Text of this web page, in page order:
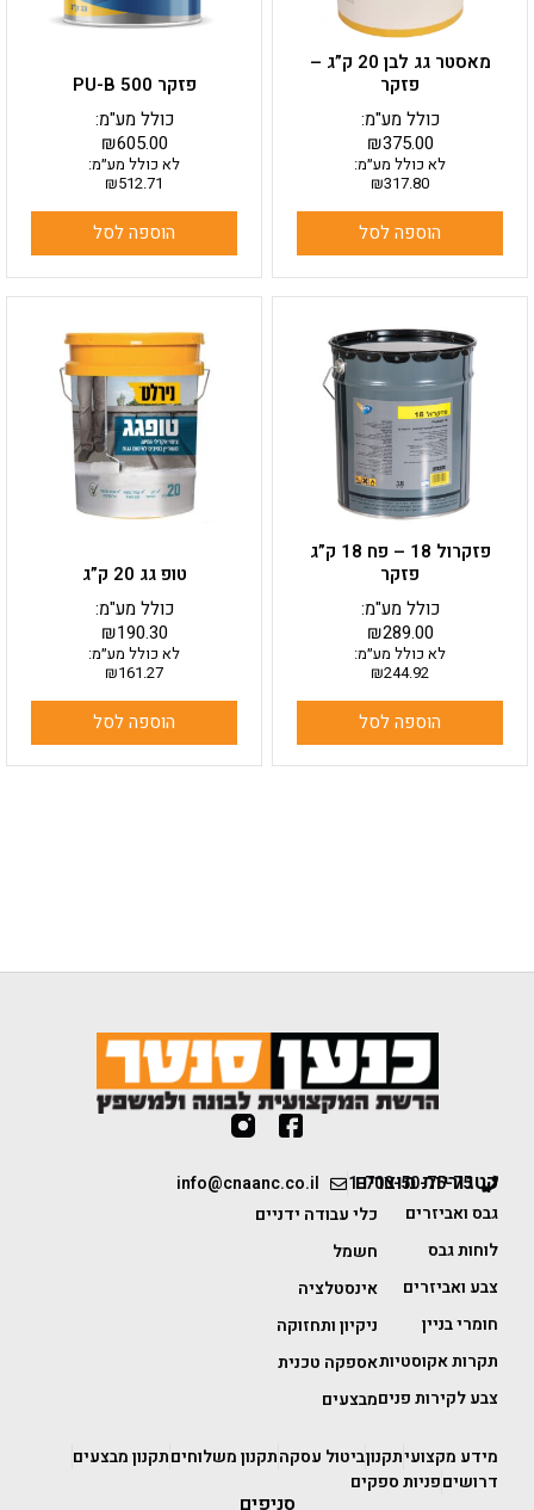
מאסטר גג לבן 20 ק”ג –
פזקר
₪375.00
כולל מע"מ:
לא כולל מע״מ:
₪317.80
הוספה לסל
פזקר PU-B 500
₪605.00
כולל מע"מ:
לא כולל מע״מ:
₪512.71
הוספה לסל
פזקרול 18 – פח 18 ק”ג
פזקר
₪289.00
כולל מע"מ:
לא כולל מע״מ:
₪244.92
הוספה לסל
טופ גג 20 ק”ג
₪190.30
כולל מע"מ:
לא כולל מע״מ:
₪161.27
הוספה לסל
1-700-50-75-75
info@cnaanc.co.il קטגוריות מוצרים
גבס ואביזרים
לוחות גבס
צבע ואביזרים
חומרי בניין
תקרות אקוסטיות
צבע לקירות פנים
כלי עבודה ידניים
חשמל
אינסטלציה
ניקיון ותחזוקה
אספקה טכנית
מבצעים
מידע מקצועיתקנוןביטול עסקהתקנון משלוחיםתקנון מבצעים
דרושיםפניות ספקים
סניפים